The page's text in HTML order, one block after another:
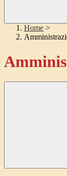
Home >